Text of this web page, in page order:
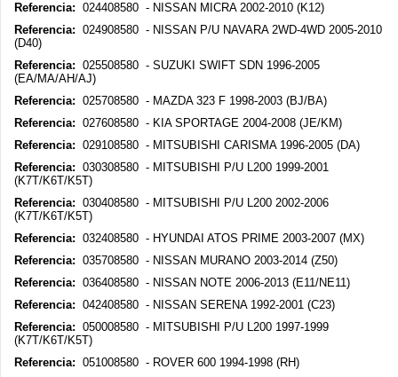
Referencia: 024408580 - NISSAN MICRA 2002-2010 (K12)
Referencia: 024908580 - NISSAN P/U NAVARA 2WD-4WD 2005-2010
(D40)
Referencia: 025508580 - SUZUKI SWIFT SDN 1996-2005
(EA/MA/AH/AJ)
Referencia: 025708580 - MAZDA 323 F 1998-2003 (BJ/BA)
Referencia: 027608580 - KIA SPORTAGE 2004-2008 (JE/KM)
Referencia: 029108580 - MITSUBISHI CARISMA 1996-2005 (DA)
Referencia: 030308580 - MITSUBISHI P/U L200 1999-2001
(K7T/K6T/K5T)
Referencia: 030408580 - MITSUBISHI P/U L200 2002-2006
(K7T/K6T/K5T)
Referencia: 032408580 - HYUNDAI ATOS PRIME 2003-2007 (MX)
Referencia: 035708580 - NISSAN MURANO 2003-2014 (Z50)
Referencia: 036408580 - NISSAN NOTE 2006-2013 (E11/NE11)
Referencia: 042408580 - NISSAN SERENA 1992-2001 (C23)
Referencia: 050008580 - MITSUBISHI P/U L200 1997-1999
(K7T/K6T/K5T)
Referencia: 051008580 - ROVER 600 1994-1998 (RH)